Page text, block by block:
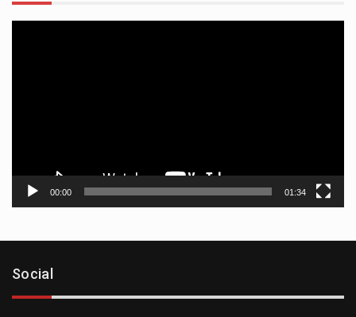
00:00 01:34
Social